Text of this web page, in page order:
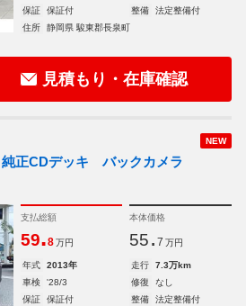
保証
保証付 整備
法定整備付
住所
静岡県 駿東郡長泉町
見積もり・在庫確認
NEW
純正CDデッキ バックカメラ
支払総額
59.8 万円
本体価格
55. 7 万円
年式 2013年 走行
7.3万km
車検
'28/3 修復
なし
保証
保証付 整備
法定整備付